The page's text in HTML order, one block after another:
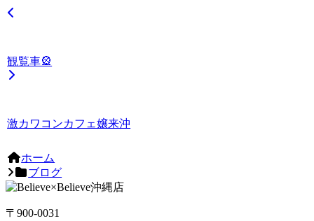
観覧車🎡
激カワコンカフェ嬢来沖
ホーム
ブログ
〒900-0031